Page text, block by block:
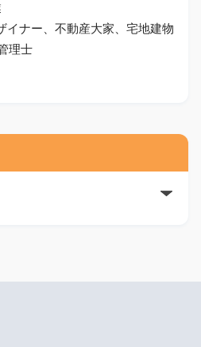
イナー、不動産大家、宅地建物
理士